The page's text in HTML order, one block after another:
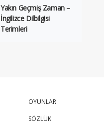
Yakın Geçmiş Zaman –
İngilizce Dilbilgisi
Terimleri
OYUNLAR
SÖZLÜK